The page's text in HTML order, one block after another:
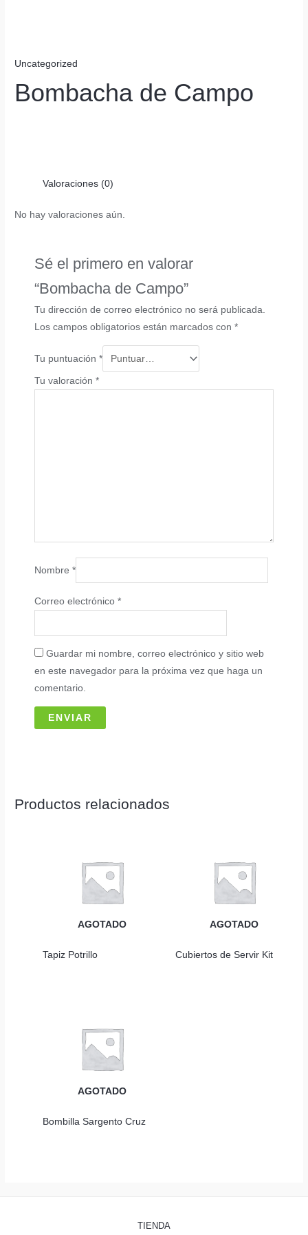
Uncategorized
Bombacha de Campo
Valoraciones (0)
No hay valoraciones aún.
Sé el primero en valorar
“Bombacha de Campo”
Tu dirección de correo electrónico no será publicada.
Los campos obligatorios están marcados con*
Tu puntuación*
Tu valoración*
Nombre*
Correo electrónico*
Guardar mi nombre, correo electrónico y sitio web
en este navegador para la próxima vez que haga un
comentario.
Productos relacionados
AGOTADO
Tapiz Potrillo
AGOTADO
Cubiertos de Servir Kit
AGOTADO
Bombilla Sargento Cruz
TIENDA